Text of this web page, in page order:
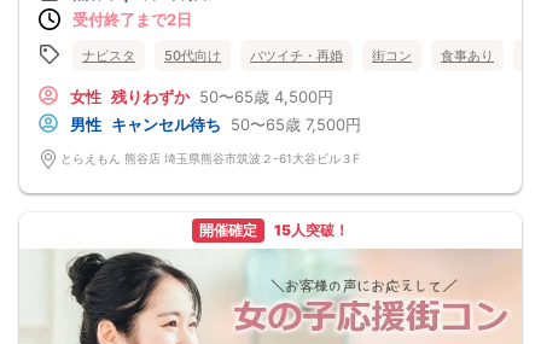
受付終了まで2日
ナビスタ 50代向け バツイチ・再婚 街コン 食事あり
女性 残りわずか 50〜65歳 4,500円
男性 キャンセル待ち 50〜65歳 7,500円
とらえもん 熊谷店 埼玉県熊谷市筑波２-61大谷ビル３F
開催確定 15人突破！